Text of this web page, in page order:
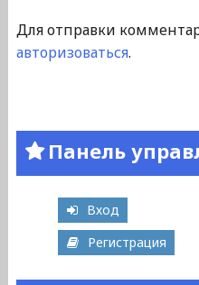
Для отправки
авторизоваться.
Панель
Вход
Регистрация